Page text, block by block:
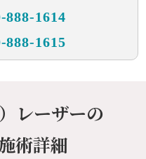
888-1614
888-1615
レーザーの
術詳細